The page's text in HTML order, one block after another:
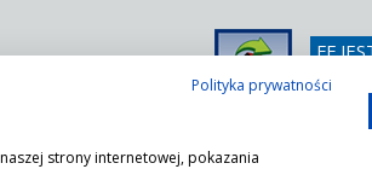
FF
Polityka prywatności
strony internetowej, pokazania